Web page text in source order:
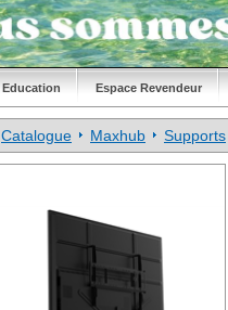
Education Espace Revendeur
Catalogue Maxhub Supports